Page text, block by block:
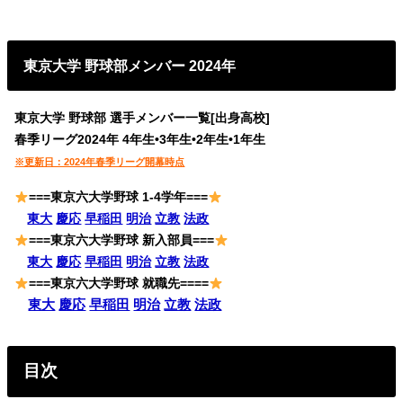
東京大学 野球部メンバー 2024年
東京大学 野球部 選手メンバー一覧[出身高校]
春季リーグ2024年4年生•3年生•2年生•1年生
※更新日：2024年春季リーグ開幕時点
===東京六大学野球 1-4学年===
東大 慶応 早稲田 明治 立教 法政
===東京六大学野球 新入部員===
東大 慶応 早稲田 明治 立教 法政
===東京六大学野球 就職先====
東大 慶応 早稲田 明治 立教 法政
目次